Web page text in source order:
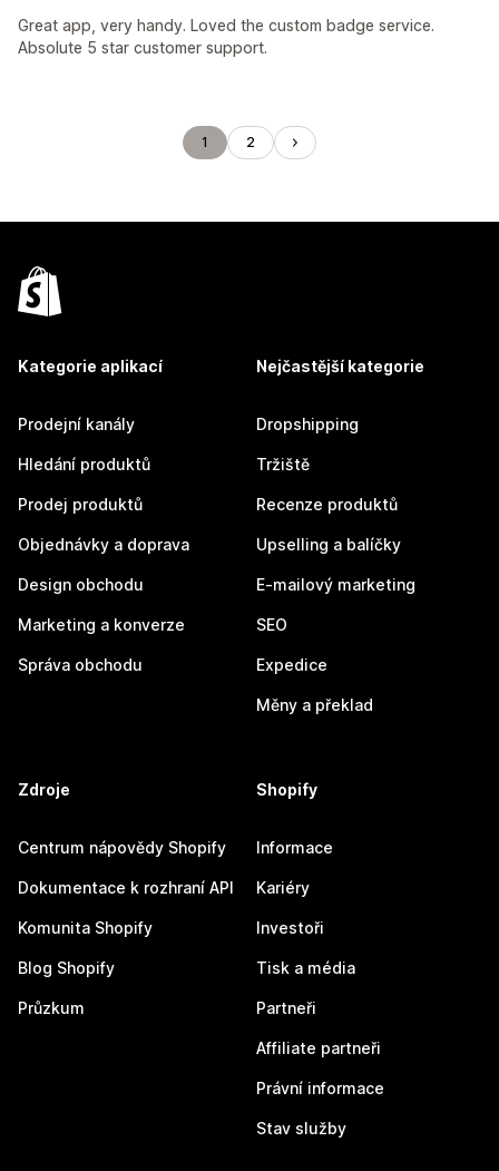
Great app, very handy. Loved the custom badge service.
Absolute 5 star customer support.
1 2
Kategorie aplikací
Prodejní kanály
Hledání produktů
Prodej produktů
Objednávky a doprava
Design obchodu
Marketing a konverze
Správa obchodu
Nejčastější kategorie
Dropshipping
Tržiště
Recenze produktů
Upselling a balíčky
E-mailový marketing
SEO
Expedice
Měny a překlad
Zdroje
Centrum nápovědy Shopify
Dokumentace k rozhraní API
Komunita Shopify
Blog Shopify
Průzkum
Shopify
Informace
Kariéry
Investoři
Tisk a média
Partneři
Affiliate partneři
Právní informace
Stav služby